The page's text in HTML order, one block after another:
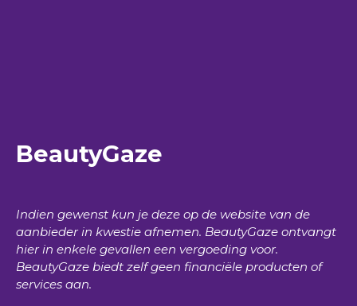
BeautyGaze
Indien gewenst kun je deze op de website van de
aanbieder in kwestie afnemen. BeautyGaze ontvangt
hier in enkele gevallen een vergoeding voor.
BeautyGaze biedt zelf geen financiële producten of
services aan.